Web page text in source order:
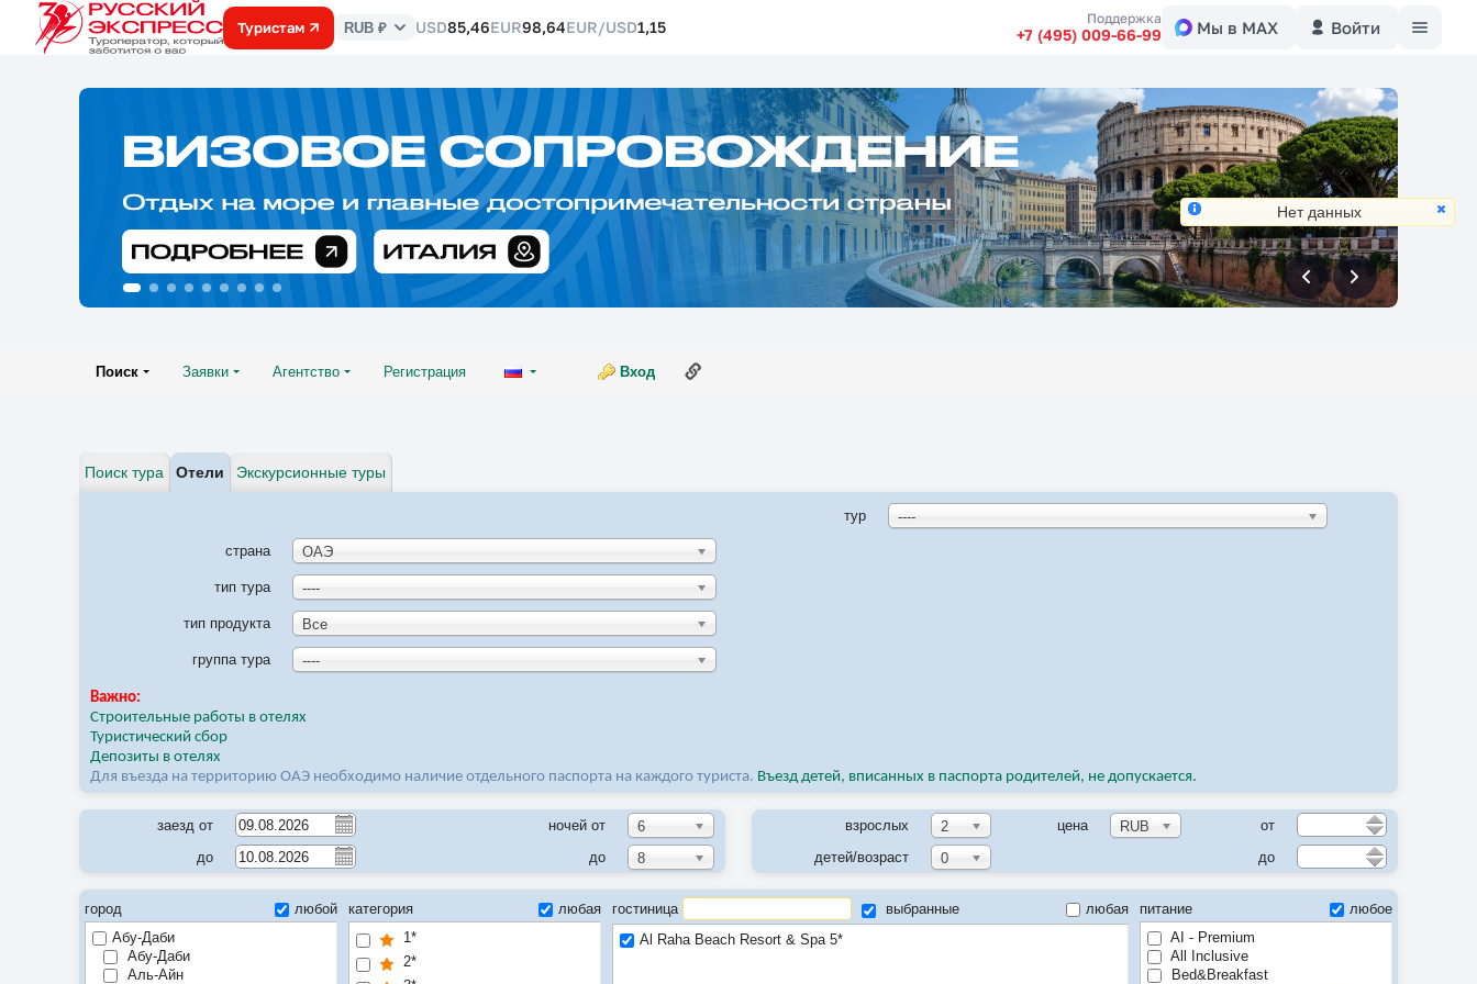
Туристам
Курс
RUB ₽ USD85,46EUR98,64EUR/USD1,15 Поддержка
+7 (495) 009-66-99 Мы в MAX Войти
впередвперед
Поиск Заявки Агентство Регистрация Вход
Поиск тура Отели Экскурсионные туры
страна ОАЭ
тип тура ----
тип продукта Все
группа тура ----
тур ----
Важно:
Строительные работы в отелях
Туристический сбор
Депозиты в отелях
Для въезда на территорию ОАЭ необходимо наличие отдельного паспорта на каждого туриста. Въезд детей, вписанных в паспорта родителей, не допускается.
заезд от ночей от
6
до
до 8
взрослых 2 цена RUB
от
детей/возраст
0 до
город
любой
Абу-Даби
Абу-Даби
Аль-Айн
категория
любая
1*
2*
гостиница выбранные
любая
Al Raha Beach Resort & Spa 5*
питание
любое
AI - Premium
All Inclusive
Bed&Breakfast
Нет данных